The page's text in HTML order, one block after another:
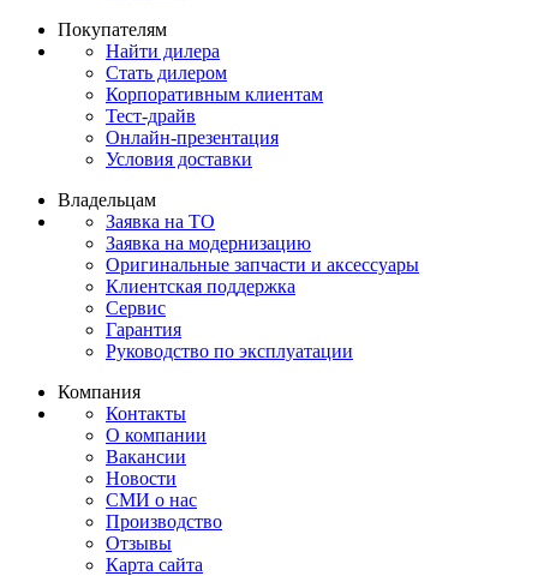
Покупателям
Найти дилера
Стать дилером
Корпоративным клиентам
Тест-драйв
Онлайн-презентация
Условия доставки
Владельцам
Заявка на ТО
Заявка на модернизацию
Оригинальные запчасти и аксессуары
Клиентская поддержка
Сервис
Гарантия
Руководство по эксплуатации
Компания
Контакты
О компании
Вакансии
Новости
СМИ о нас
Производство
Отзывы
Карта сайта